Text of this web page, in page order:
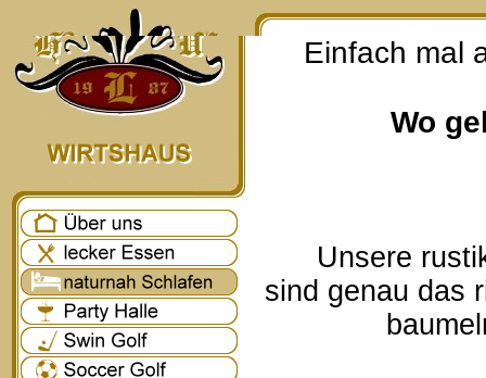
Einfach mal
Wo
Unsere
sind genau das